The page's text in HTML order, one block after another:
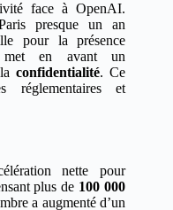
face à OpenAI.
presque un an
pour la présence
met en avant un
confidentialité. Ce
réglementaires et
nette pour
plus de 100 000
a augmenté d’un